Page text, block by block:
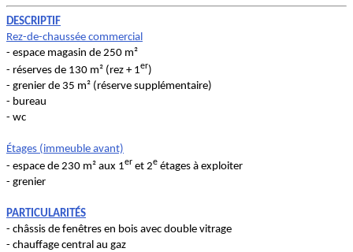
DESCRIPTIF
Rez-de-chaussée commercial
- espace magasin de 250 m²
- réserves de 130 m² (rez + 1er)
- grenier de 35 m² (réserve supplémentaire)
- bureau
- wc
Étages (immeuble avant)
- espace de 230 m² aux 1er et 2e étages à exploiter
- grenier
PARTICULARITÉS
- châssis de fenêtres en bois avec double vitrage
- chauffage central au gaz